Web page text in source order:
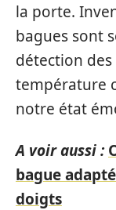
la porte.
bagues sont
détection
température
notre état
A voir aussi :
bague
doigts